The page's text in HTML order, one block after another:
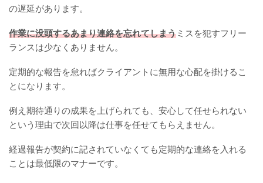
の遅延があります。
作業に没頭するあまり連絡を忘れてしまうミスを犯すフリー
ランスは少なくありません。
定期的な報告を怠ればクライアントに無用な心配を掛けるこ
とになります。
例え期待通りの成果を上げられても、安心して任せられない
という理由で次回以降は仕事を任せてもらえません。
経過報告が契約に記されていなくても定期的な連絡を入れる
ことは最低限のマナーです。